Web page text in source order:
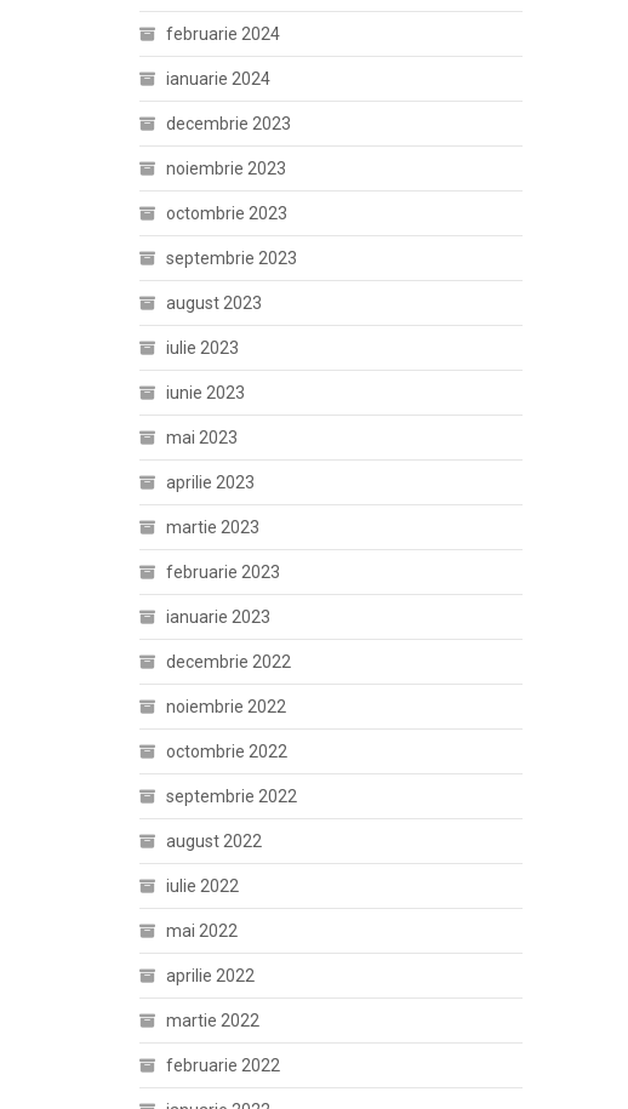
februarie 2024
ianuarie 2024
decembrie 2023
noiembrie 2023
octombrie 2023
septembrie 2023
august 2023
iulie 2023
iunie 2023
mai 2023
aprilie 2023
martie 2023
februarie 2023
ianuarie 2023
decembrie 2022
noiembrie 2022
octombrie 2022
septembrie 2022
august 2022
iulie 2022
mai 2022
aprilie 2022
martie 2022
februarie 2022